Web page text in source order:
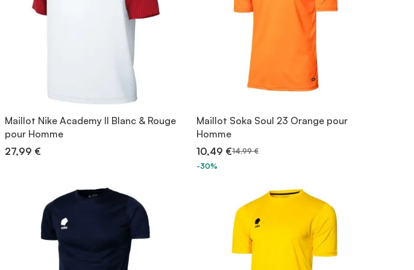
Maillot Nike Academy II Blanc & Rouge
pour Homme
27,99 €
Maillot Soka Soul 23 Orange pour
Homme
10,49 €14,99 €
-30%